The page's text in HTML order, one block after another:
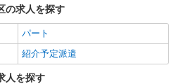
の求人を探す
パート
紹介予定派遣
人を探す